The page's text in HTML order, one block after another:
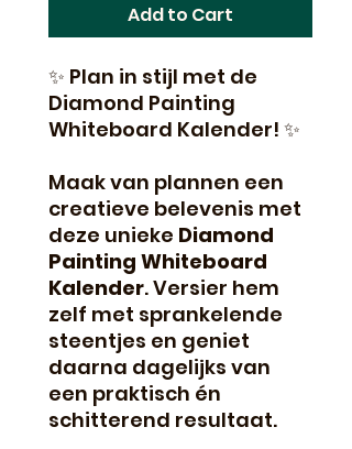
Add to Cart
✨ Plan in stijl met de
Diamond Painting
Whiteboard Kalender! ✨
Maak van plannen een
creatieve belevenis met
deze unieke Diamond
Painting Whiteboard
Kalender. Versier hem
zelf met sprankelende
steentjes en geniet
daarna dagelijks van
een praktisch én
schitterend resultaat.